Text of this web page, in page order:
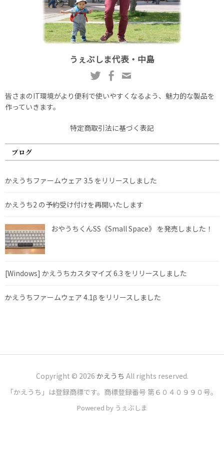
うぇぶしま代表・中島
皆さまのIT環境がより便利で使いやすくなるよう、魅力的な製品を
作っていきます。
特定商取引法に基づく表記
ブログ
かえうちファームウェア 3.5 をリリースしました
かえうち2 の予約受け付けを再開いたします
おやうちくんSS《Small Space》 を発売しました！
[Windows] かえうちカスタマイズ 6.3 をリリースしました
かえうちファームウェア 4.1β をリリースしました
Copyright © 2026 かえうち All rights reserved.
「かえうち」は登録商標です。商標登録番号 第６０４０９９０号。
Powered by うぇぶしま